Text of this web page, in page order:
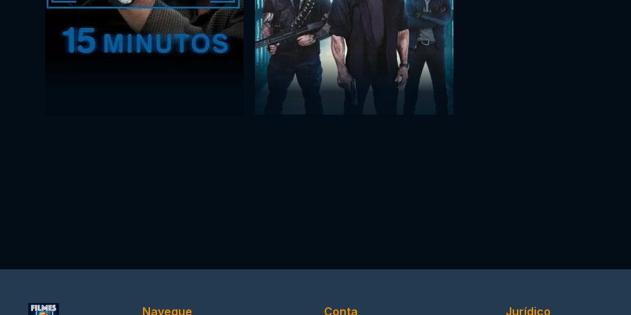
Navegue Conta Jurídico